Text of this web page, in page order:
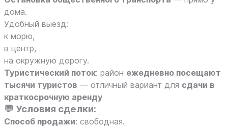
дома.
Удобный выезд:
к морю,
в центр,
на окружную дорогу.
Туристический поток: район ежедневно посещают
тысячи туристов — отличный вариант для сдачи в
краткосрочную аренду
💬 Условия сделки:
Способ продажи: свободная.